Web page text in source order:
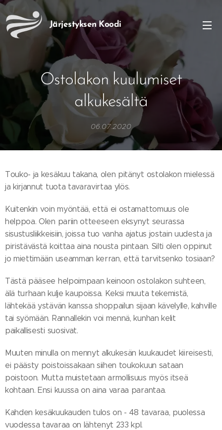
Järjestyksen Koodi
Ostolakon kuulumiset
alkukesältä
06.07.2020
Touko- ja kesäkuu takana, olen pitänyt ostolakon mielessä
ja kirjannut tuota tavaravirtaa ylös.
Kuitenkin voin myöntää, että ei ostamattomuus ole
helppoa. Olen pariin otteeseen eksynyt seurassa
sisustusliikkeisiin, joissa tuo vanha ajatus jostain uudesta ja
piristävästä koittaa aina nousta pintaan. Silti olen oppinut
jo miettimään useamman kerran, että tarvitsenko tosiaan?
Tästä pääsee helpoimpaan keinoon ostolakon suhteen,
älä turhaan kulje kaupoissa. Keksi muuta tekemistä,
lähtekää ystävän kanssa shoppailun sijaan kävelylle, kahville
tai syömään. Rannallekin voi mennä, kunhan kelit
paikallisesti suosivat.
Muuten minulla on mennyt alkukesän kuukaudet kiireisesti,
ei päästy poistoissakaan siihen toukokuun sataan
poistoon. Mutta muistetaan armollisuus myös itseä
kohtaan. Ensi kuussa on aina varaa parantaa.
Kahden kesäkuukauden tulos on - 48 tavaraa, puolessa
vuodessa tavaraa on lähtenyt 233 kpl.